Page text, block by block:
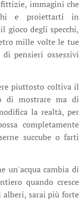
immagini che
e proiettarti in
gioco degli specchi,
mille volte le tue
pensieri ossessivi
piuttosto coltiva il
di mostrare ma di
la realtà, per
completamente
succube o farti
un'acqua cambia di
quando cresce
alberi, sarai più forte